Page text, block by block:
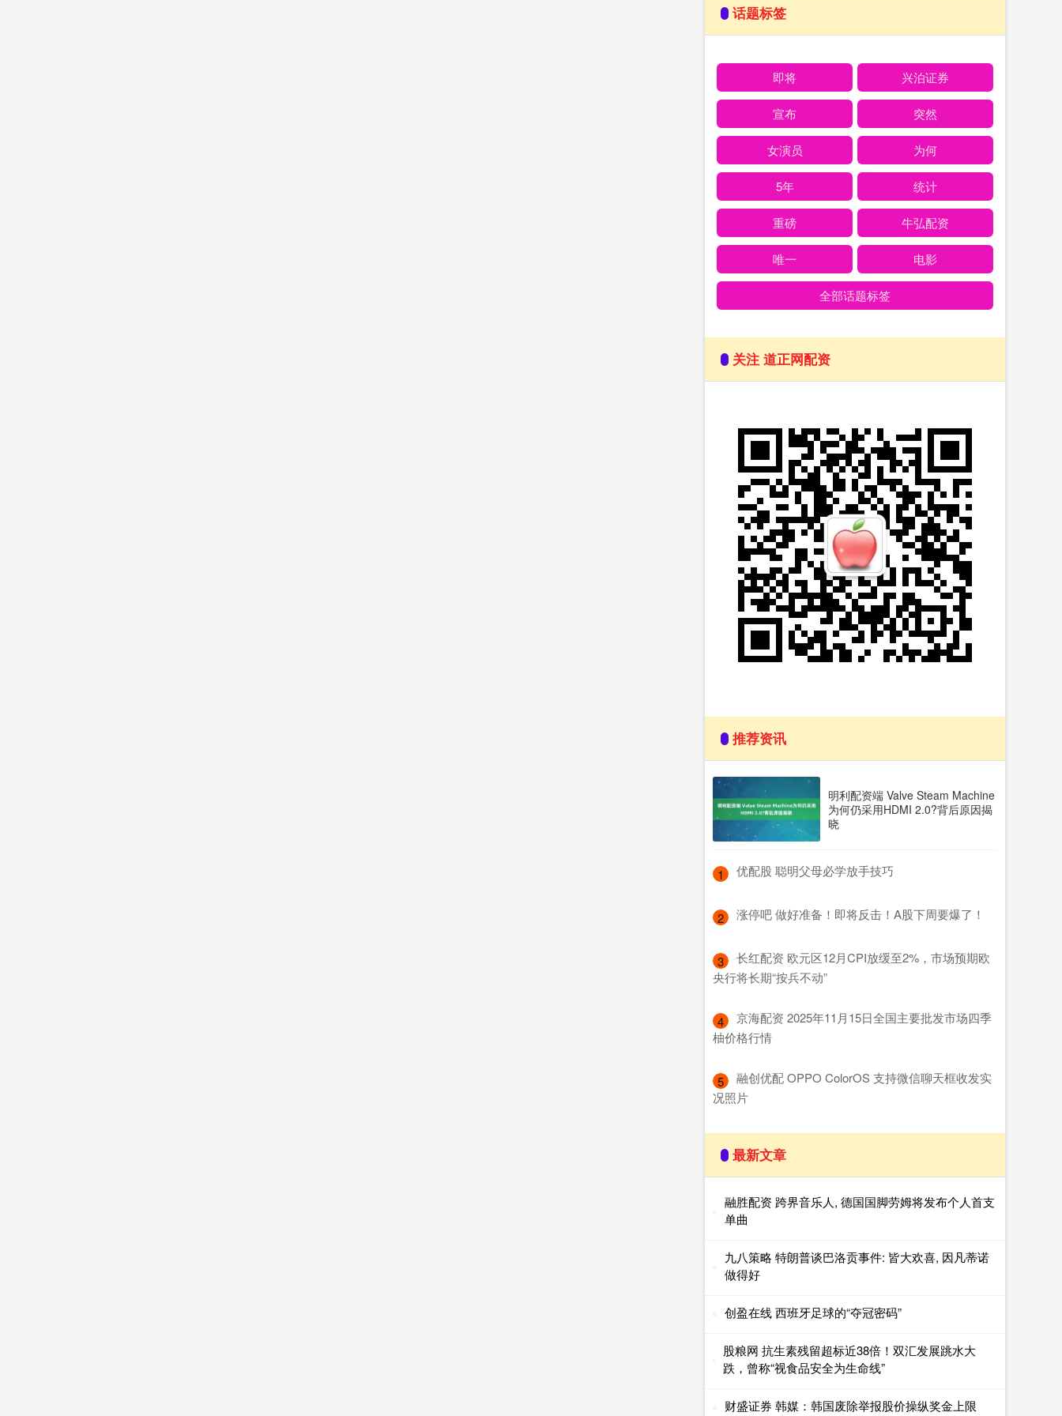
话题标签
即将 兴泊证券
宣布 突然
女演员 为何
5年 统计
重磅 牛弘配资
唯一 电影
全部话题标签
关注 道正网配资
推荐资讯
明利配资端 Valve Steam Machine
为何仍采用HDMI 2.0?背后原因揭
晓
1 ​优配股 聪明父母必学放手技巧
2 ​涨停吧 做好准备！即将反击！A股下周要爆了！
3
​长红配资 欧元区12月CPI放缓至2%，市场预期欧
央行将长期“按兵不动”
4
​京海配资 2025年11月15日全国主要批发市场四季
柚价格行情
5
​融创优配 OPPO ColorOS 支持微信聊天框收发实
况照片
最新文章
融胜配资 跨界音乐人, 德国国脚劳姆将发布个人首支
单曲
九八策略 特朗普谈巴洛贡事件: 皆大欢喜, 因凡蒂诺
做得好
创盈在线 西班牙足球的“夺冠密码”
股粮网 抗生素残留超标近38倍！双汇发展跳水大
跌，曾称“视食品安全为生命线”
财盛证券 韩媒：韩国废除举报股价操纵奖金上限